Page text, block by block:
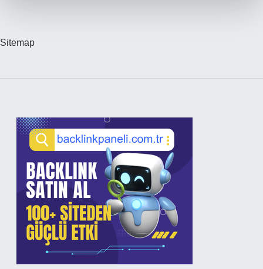
Sitemap
Sidebar